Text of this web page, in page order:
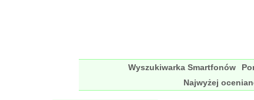
Wyszukiwarka Smartfonów
Najwyżej